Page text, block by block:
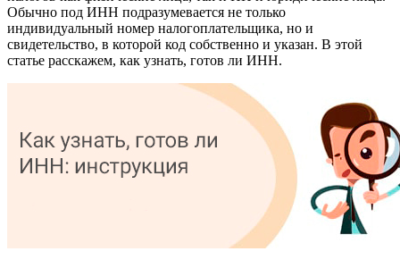
Обычно под ИНН подразумевается не только
индивидуальный номер налогоплательщика, но и
свидетельство, в которой код собственно и указан. В этой
статье расскажем, как узнать, готов ли ИНН.